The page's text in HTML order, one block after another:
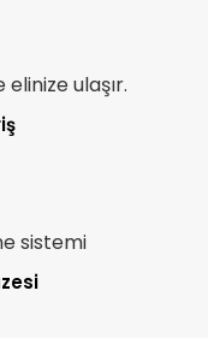
ulaşır.
sistemi